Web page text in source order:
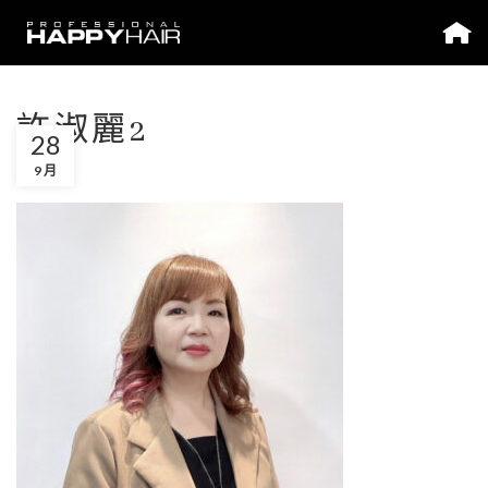
許淑麗2
28
9 月